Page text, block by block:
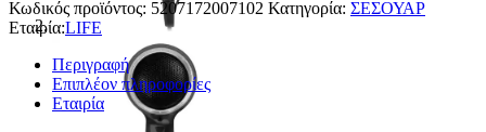
Πιστολάκι
Μαλλιών
με
Φυσούνα
2000W
ποσότητα
Κωδικός προϊόντος: 5207172007102 Κατηγορία: ΣΕΣΟΥΑΡ
Εταιρία:LIFE
Περιγραφή
Επιπλέον πληροφορίες
Εταιρία